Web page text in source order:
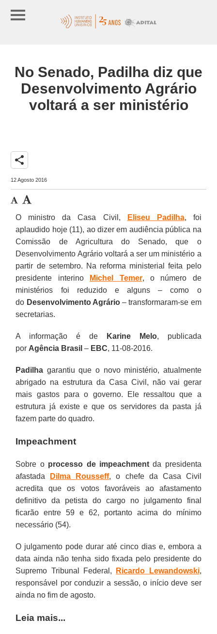
No Senado, Padilha diz que
Desenvolvimento Agrário
voltará a ser ministério
share
12 Agosto 2016
O ministro da Casa Civil, Eliseu Padilha, foi
aplaudido hoje (11), ao dizer em audiência pública na
Comissão de Agricultura do Senado, que o
Desenvolvimento Agrário voltará a ser um ministério a
partir de setembro. Na reforma ministerial feita pelo
presidente interino
Michel Temer, o número de
ministérios foi reduzido e alguns – como o
do Desenvolvimento Agrário– transformaram-se em
secretarias.
A informação é de Karine Melo, publicada
por Agência Brasil– EBC, 11-08-2016.
Padilha garantiu que o novo ministério, atualmente
abrigado na estrutura da Casa Civil, não vai gerar
mais gastos para o governo. Ele ressaltou que a
estrutura já existe e que os servidores da pasta já
fazem parte do quadro.
Impeachment
Sobre o processo de impeachmentda presidenta
afastada
Dilma Rousseff, o chefe da Casa Civil
acredita que os votos favoráveis ao afastamento
definitivo da petista do cargo no julgamento final
ficarão entre 59 e 62, portanto acima do mínimo
necessário (54).
O julgamento pode durar até cinco dias e, embora a
data ainda não tenha sido fixada pelo presidente do
Supremo Tribunal Federal,
Ricardo Lewandowski,
responsável por conduzir a sessão, o início deve ser
ainda no fim de agosto.
Leia mais...